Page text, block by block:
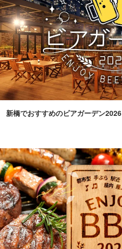
新橋でおすすめのビアガーデン2026